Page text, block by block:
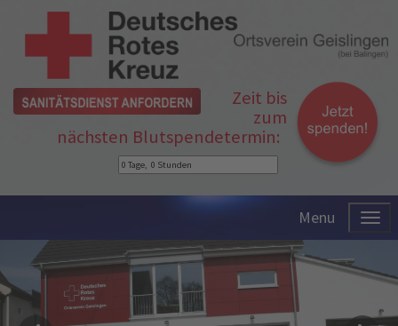
Zeit bis
zum
nächsten Blutspendetermin:
Menu